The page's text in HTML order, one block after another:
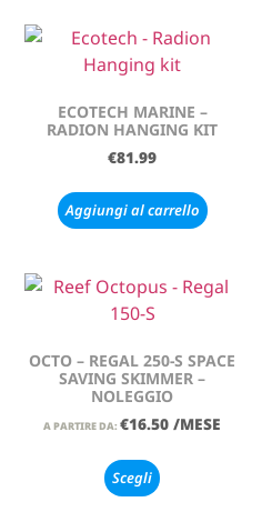
ECOTECH MARINE –
RADION HANGING KIT
€81.99
Aggiungi al carrello
OCTO – REGAL 250-S SPACE
SAVING SKIMMER –
NOLEGGIO
A PARTIRE DA: €16.50 /MESE
Scegli